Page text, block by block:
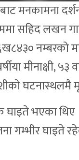
मनकामना
सहिद लखन
नम्बरको
मीनाक्षी, ५३
घटनास्थलमै
घाइते भएका
गम्भीर घाइते